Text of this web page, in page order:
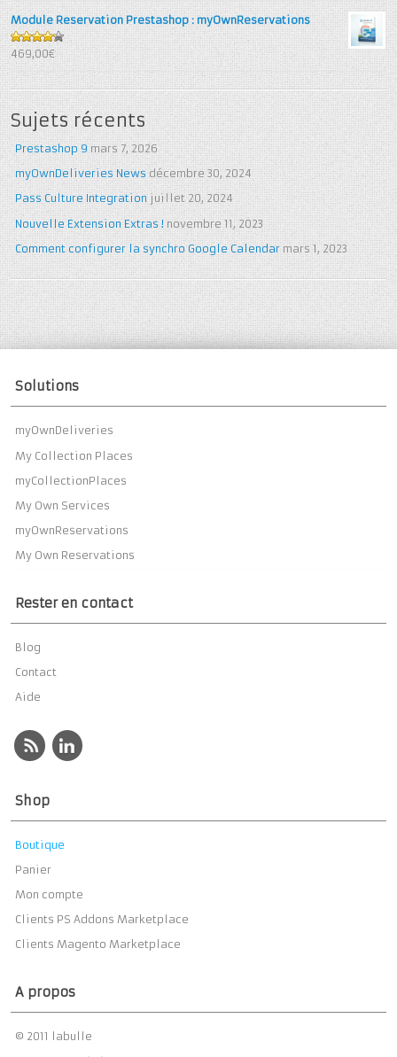
Module Reservation Prestashop : myOwnReservations
4.25out
of 5
469,00€
Sujets récents
Prestashop 9 mars 7, 2026
myOwnDeliveries News décembre 30, 2024
Pass Culture Integration juillet 20, 2024
Nouvelle Extension Extras ! novembre 11, 2023
Comment configurer la synchro Google Calendar mars 1, 2023
Solutions
myOwnDeliveries
My Collection Places
myCollectionPlaces
My Own Services
myOwnReservations
My Own Reservations
Rester en contact
Blog
Contact
Aide
Shop
Boutique
Panier
Mon compte
Clients PS Addons Marketplace
Clients Magento Marketplace
A propos
© 2011 labulle